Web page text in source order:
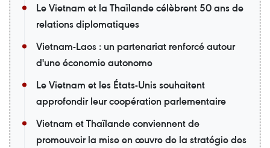
Le Vietnam et la Thaïlande célèbrent 50 ans de
relations diplomatiques
Vietnam-Laos : un partenariat renforcé autour
d'une économie autonome
Le Vietnam et les États-Unis souhaitent
approfondir leur coopération parlementaire
Vietnam et Thaïlande conviennent de
promouvoir la mise en œuvre de la stratégie des